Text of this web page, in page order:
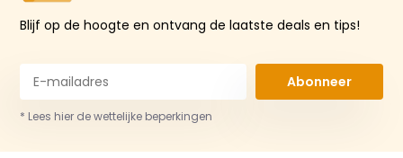
Blijf op de hoogte en ontvang de laatste deals en tips!
Abonneer
* Lees hier de wettelijke beperkingen